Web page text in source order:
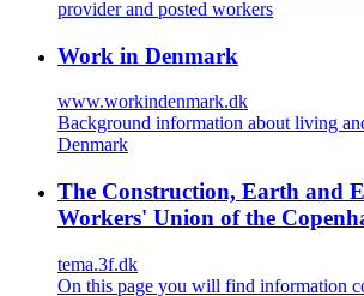
provider and posted workers
Work in Denmark
www.workindenmark.dk
Background information about living
Denmark
The Construction, Earth and
Workers' Union of the
tema.3f.dk
On this page you will find information